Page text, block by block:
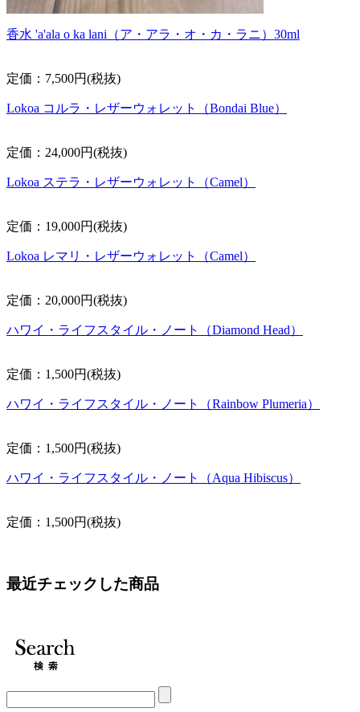
香水 'a'ala o ka lani（ア・アラ・オ・カ・ラニ）30ml
定価：7,500円(税抜)
Lokoa コルラ・レザーウォレット（Bondai Blue）
定価：24,000円(税抜)
Lokoa ステラ・レザーウォレット（Camel）
定価：19,000円(税抜)
Lokoa レマリ・レザーウォレット（Camel）
定価：20,000円(税抜)
ハワイ・ライフスタイル・ノート（Diamond Head）
定価：1,500円(税抜)
ハワイ・ライフスタイル・ノート（Rainbow Plumeria）
定価：1,500円(税抜)
ハワイ・ライフスタイル・ノート（Aqua Hibiscus）
定価：1,500円(税抜)
最近チェックした商品